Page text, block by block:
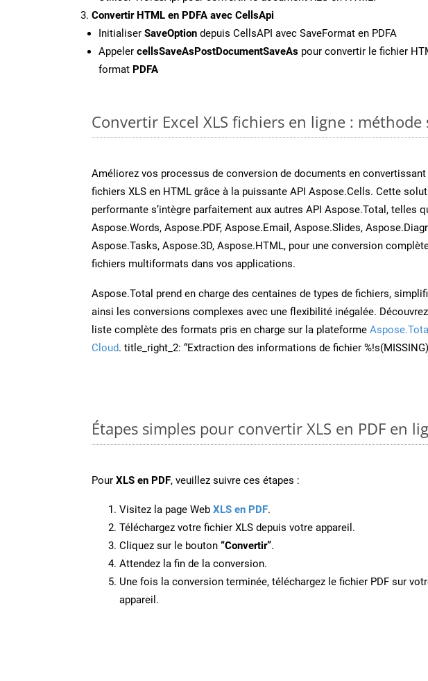
Convertir HTML en PDFA avec CellsApi
Initialiser SaveOption depuis CellsAPI avec SaveFormat en PDFA
Appeler cellsSaveAsPostDocumentSaveAs pour convertir le fichier
format PDFA
Convertir Excel XLS fichiers en ligne :
Améliorez vos processus de conversion de documents en convertissant
fichiers XLS en HTML grâce à la puissante API Aspose.Cells. Cette
performante s’intègre parfaitement aux autres API Aspose.Total, telles
Aspose.Words, Aspose.PDF, Aspose.Email, Aspose.Slides,
Aspose.Tasks, Aspose.3D, Aspose.HTML, pour une conversion
fichiers multiformats dans vos applications.
Aspose.Total prend en charge des centaines de types de fichiers,
ainsi les conversions complexes avec une flexibilité inégalée.
liste complète des formats pris en charge sur la plateforme Aspose.Total
Cloud. title_right_2: “Extraction des informations de fichier
Étapes simples pour convertir XLS en PDF en
Pour XLS en PDF, veuillez suivre ces étapes :
Visitez la page Web XLS en PDF.
Téléchargez votre fichier XLS depuis votre appareil.
Cliquez sur le bouton “Convertir”.
Attendez la fin de la conversion.
Une fois la conversion terminée, téléchargez le fichier PDF sur
appareil.